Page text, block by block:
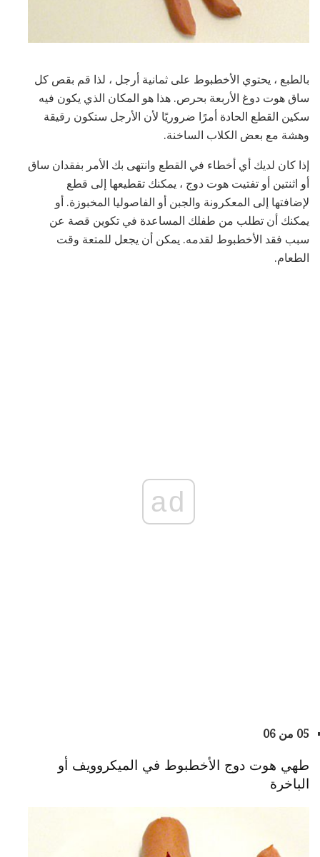
بالطبع ، يحتوي الأخطبوط على ثمانية أرجل ، لذا قم بقص كل
ساق هوت دوغ الأربعة بحرص. هذا هو المكان الذي يكون فيه
سكين القطع الحادة أمرًا ضروريًا لأن الأرجل ستكون رقيقة
وهشة مع بعض الكلاب الساخنة.
إذا كان لديك أي أخطاء في القطع وانتهى بك الأمر بفقدان ساق
أو اثنتين أو تفتيت هوت دوج ، يمكنك تقطيعها إلى قطع
لإضافتها إلى المعكرونة والجبن أو الفاصوليا المخبوزة. أو
يمكنك أن تطلب من طفلك المساعدة في تكوين قصة عن
سبب فقد الأخطبوط لقدمه. يمكن أن يجعل للمتعة وقت
الطعام.
ad
05 من 06
طهي هوت دوج الأخطبوط في الميكروويف أو
الباخرة